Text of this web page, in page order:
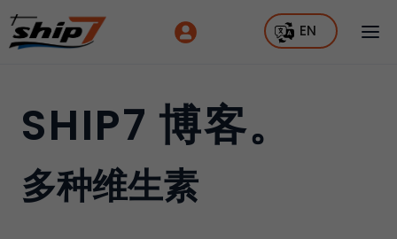
EN
SHIP7 博客。
多种维生素